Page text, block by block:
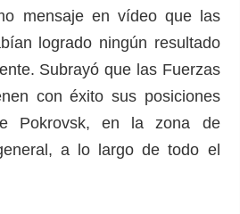
mensaje en vídeo que las
logrado ningún resultado
Subrayó que las Fuerzas
con éxito sus posiciones
Pokrovsk, en la zona de
a lo largo de todo el